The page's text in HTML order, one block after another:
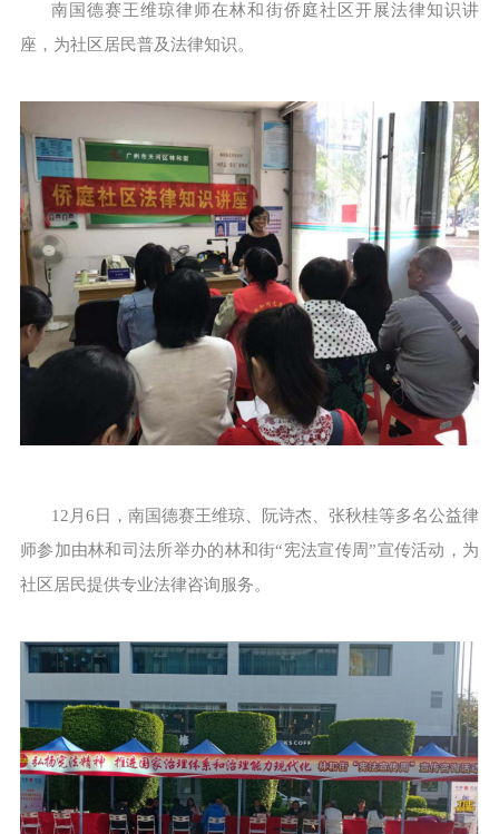
南国德赛王维琼律师在林和街侨庭社区开展法律知识讲
座，为社区居民普及法律知识。
12月6日，南国德赛王维琼、阮诗杰、张秋桂等多名公益律
师参加由林和司法所举办的林和街“宪法宣传周”宣传活动，为
社区居民提供专业法律咨询服务。